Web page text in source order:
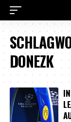
DONEZK